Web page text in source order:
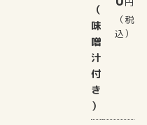
（
味
噌
汁
付
き
）
（税
込）